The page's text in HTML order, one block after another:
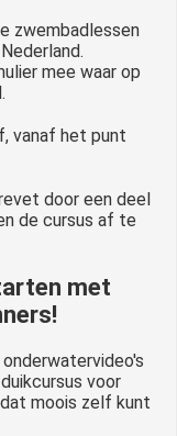
zwembadlessen
mee waar op
vanaf het punt
door een deel
de cursus af te
met
voor
moois zelf kunt